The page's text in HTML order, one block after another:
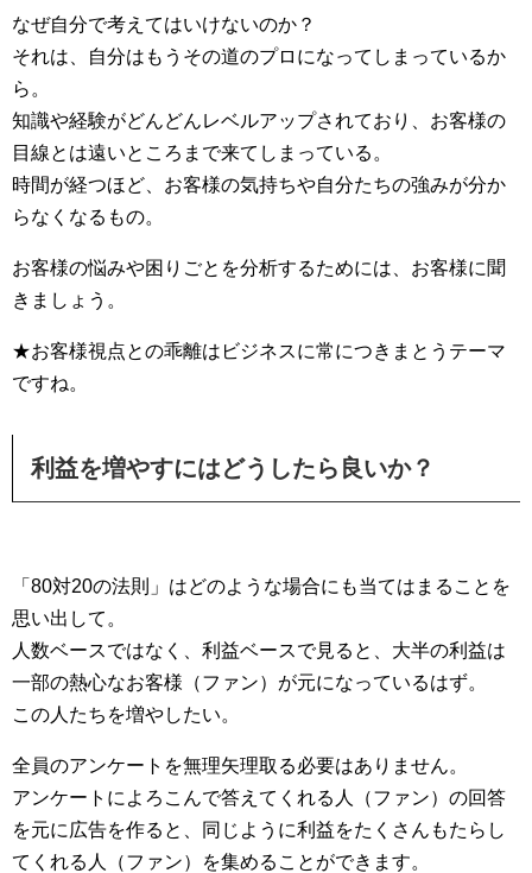
なぜ自分で考えてはいけないのか？
それは、自分はもうその道のプロになってしまっているか
ら。
知識や経験がどんどんレベルアップされており、お客様の
目線とは遠いところまで来てしまっている。
時間が経つほど、お客様の気持ちや自分たちの強みが分か
らなくなるもの。
お客様の悩みや困りごとを分析するためには、お客様に聞
きましょう。
★お客様視点との乖離はビジネスに常につきまとうテーマ
ですね。
利益を増やすにはどうしたら良いか？
「80対20の法則」はどのような場合にも当てはまることを
思い出して。
人数ベースではなく、利益ベースで見ると、大半の利益は
一部の熱心なお客様（ファン）が元になっているはず。
この人たちを増やしたい。
全員のアンケートを無理矢理取る必要はありません。
アンケートによろこんで答えてくれる人（ファン）の回答
を元に広告を作ると、同じように利益をたくさんもたらし
てくれる人（ファン）を集めることができます。